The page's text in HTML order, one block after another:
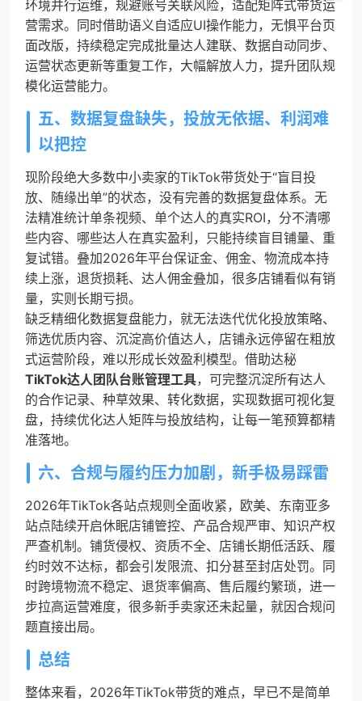
环境并行运维，规避账号关联风险，适配矩阵式带货运
营需求。同时借助语义自适应UI操作能力，无惧平台页
面改版，持续稳定完成批量达人建联、数据自动同步、
运营状态更新等重复工作，大幅解放人力，提升团队规
模化运营能力。
五、数据复盘缺失，投放无依据、利润难
以把控
现阶段绝大多数中小卖家的TikTok带货处于“盲目投
放、随缘出单”的状态，没有完善的数据复盘体系。无
法精准统计单条视频、单个达人的真实ROI，分不清哪
些内容、哪些达人在真实盈利，只能持续盲目铺量、重
复试错。叠加2026年平台保证金、佣金、物流成本持
续上涨，退货损耗、达人佣金叠加，很多店铺看似有销
量，实则长期亏损。
缺乏精细化数据复盘能力，就无法迭代优化投放策略、
筛选优质内容、沉淀高价值达人，店铺永远停留在粗放
式运营阶段，难以形成长效盈利模型。借助达秘
TikTok达人团队台账管理工具，可完整沉淀所有达人
的合作记录、种草效果、转化数据，实现数据可视化复
盘，持续优化达人矩阵与投放结构，让每一笔预算都精
准落地。
六、合规与履约压力加剧，新手极易踩雷
2026年TikTok各站点规则全面收紧，欧美、东南亚多
站点陆续开启休眠店铺管控、产品合规严审、知识产权
严查机制。铺货侵权、资质不全、店铺长期低活跃、履
约时效不达标，都会引发限流、扣分甚至封店处罚。同
时跨境物流不稳定、退货率偏高、售后履约繁琐，进一
步拉高运营难度，很多新手卖家还未起量，就因合规问
题直接出局。
总结
整体来看，2026年TikTok带货的难点，早已不是简单